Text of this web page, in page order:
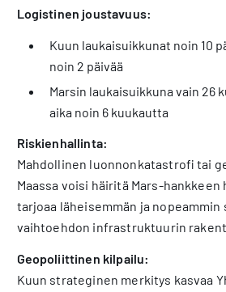
Logistinen joustavuus:
Kuun laukaisuikkunat noin 10
noin 2 päivää
Marsin laukaisuikkuna vain 26
aika noin 6 kuukautta
Riskienhallinta:
Mahdollinen luonnonkatastrofi tai
Maassa voisi häiritä Mars-
tarjoaa läheisemmän ja
vaihtoehdon infrastruktuurin
Geopoliittinen kilpailu:
Kuun strateginen merkitys kasvaa